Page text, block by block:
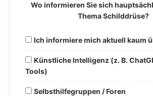
Wo informieren Sie sich
Thema Schilddrüse?
Ich informiere mich aktuell kaum
Künstliche Intelligenz (z. B.
Tools)
Selbsthilfegruppen / Foren